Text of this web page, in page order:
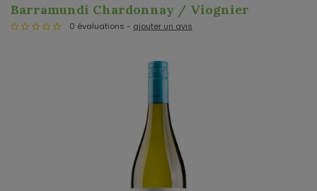
Barramundi Chardonnay / Viognier
0 évaluations - ajouter un avis